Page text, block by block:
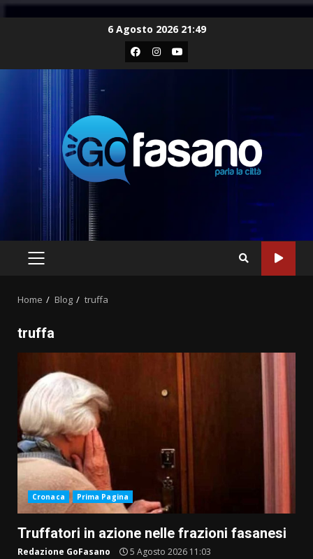
6 Agosto 2026 21:49
Facebook
Instagram
Youtube
PRIMARY
Home Blog truffa
truffa
Cronaca Prima Pagina
Truffatori in azione nelle frazioni fasanesi
Redazione GoFasano 5 Agosto 2026 11:03